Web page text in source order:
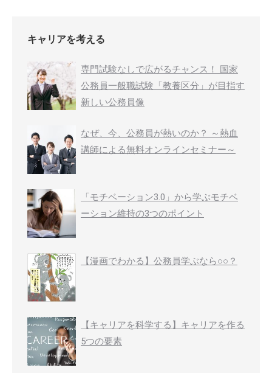
キャリアを考える
専門試験なしで広がるチャンス！ 国家
公務員一般職試験「教養区分」が目指す
新しい公務員像
なぜ、今、公務員が熱いのか？ ～熱血
講師による無料オンラインセミナー～
「モチベーション3.0」から学ぶモチベ
ーション維持の3つのポイント
【漫画でわかる】公務員学ぶなら○○？
【キャリアを科学する】キャリアを作る
5つの要素